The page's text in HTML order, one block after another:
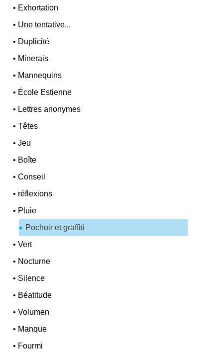
• Exhortation
• Une tentative...
• Duplicité
• Minerais
• Mannequins
• École Estienne
• Lettres anonymes
•Têtes
•Jeu
• Boîte
•Conseil
• réflexions
• Pluie
Pochoir et graffiti
•Vert
• Nocturne
• Silence
• Béatitude
•Volumen
• Manque
• Fourmi